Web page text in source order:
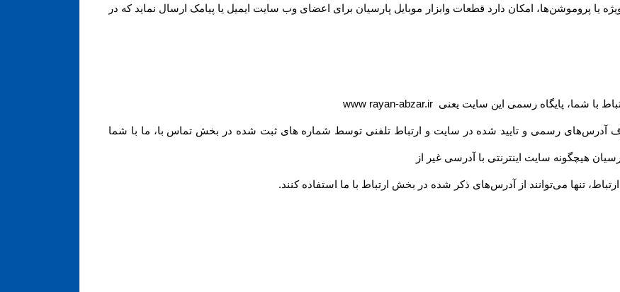
پروموشن‌ها، امکان دارد قطعات وابزار موبایل پارسیان برای اعضای وب سایت ایمیل یا پیامک ارسال نماید که در
با شما، پایگاه رسمی این سایت یعنی www rayan-abzar.ir
آدرس‏‌های رسمی و تایید شده در سایت و ارتباط تلفنی توسط شماره های ثبت شده در بخش تماس با، ما با شما
هیچگونه سایت اینترنتی با آدرسی غیر از
تنها می‏‌توانند از آدرس‌‏های ذکر شده در بخش ارتباط با ما استفاده کنند.